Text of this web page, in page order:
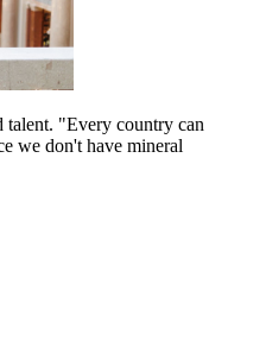
talent. "Every country can
we don't have mineral